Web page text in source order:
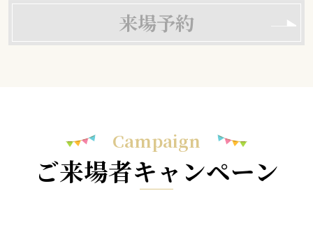
来場予約
Campaign
ご来場者キャンペーン